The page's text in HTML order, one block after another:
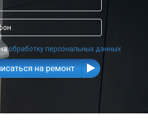
обработку персональных данных
на ремонт